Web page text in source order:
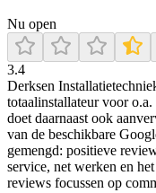
Nu open
3.4
Derksen
totaalinstallateur voor
doet daarnaast ook
van de beschikbare
gemengd: positieve
service, net werken en
reviews focussen op